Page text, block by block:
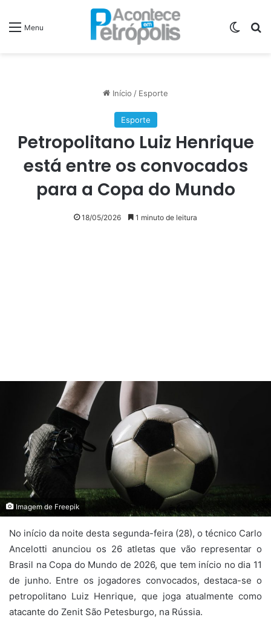
Menu
Início / Esporte
Esporte
Petropolitano Luiz Henrique
está entre os convocados
para a Copa do Mundo
18/05/2026 1 minuto de leitura
Imagem de Freepik
No início da noite desta segunda-feira (28), o técnico Carlo
Ancelotti anunciou os 26 atletas que vão representar o
Brasil na Copa do Mundo de 2026, que tem início no dia 11
de junho. Entre os jogadores convocados, destaca-se o
petropolitano Luiz Henrique, que joga atualmente como
atacante do Zenit São Petesburgo, na Rússia.